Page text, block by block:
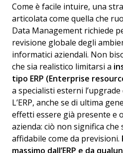
Come è facile intuire, una
articolata come quella che
Data Management richiede
revisione globale degli
informatici aziendali. Non
che sia realistico limitarsi a
tipo ERP (Enterprise
a specialisti esterni
L’ERP, anche se di ultima
effetti essere già presente e
azienda: ciò non significa
affidabile come da previsioni.
massimo dall’ERP e da